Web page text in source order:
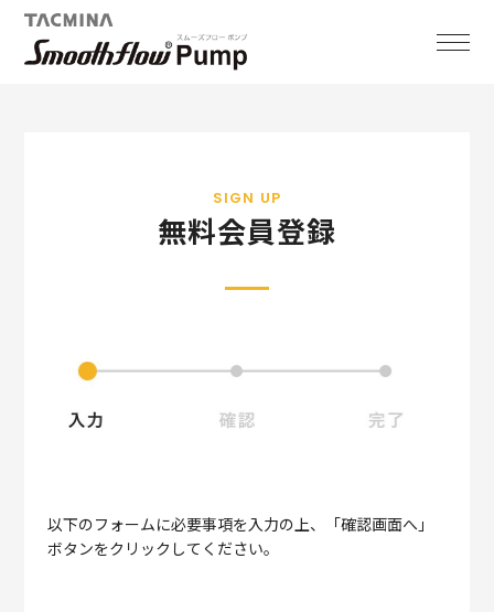
SIGN UP
無料会員登録
以下のフォームに必要事項を入力の上、「確認画面へ」
ボタンをクリックしてください。